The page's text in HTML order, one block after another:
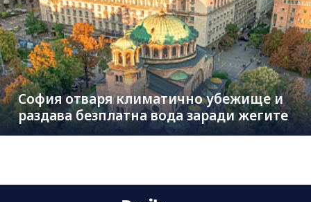
София отваря климатично убежище и
раздава безплатна вода заради жегите